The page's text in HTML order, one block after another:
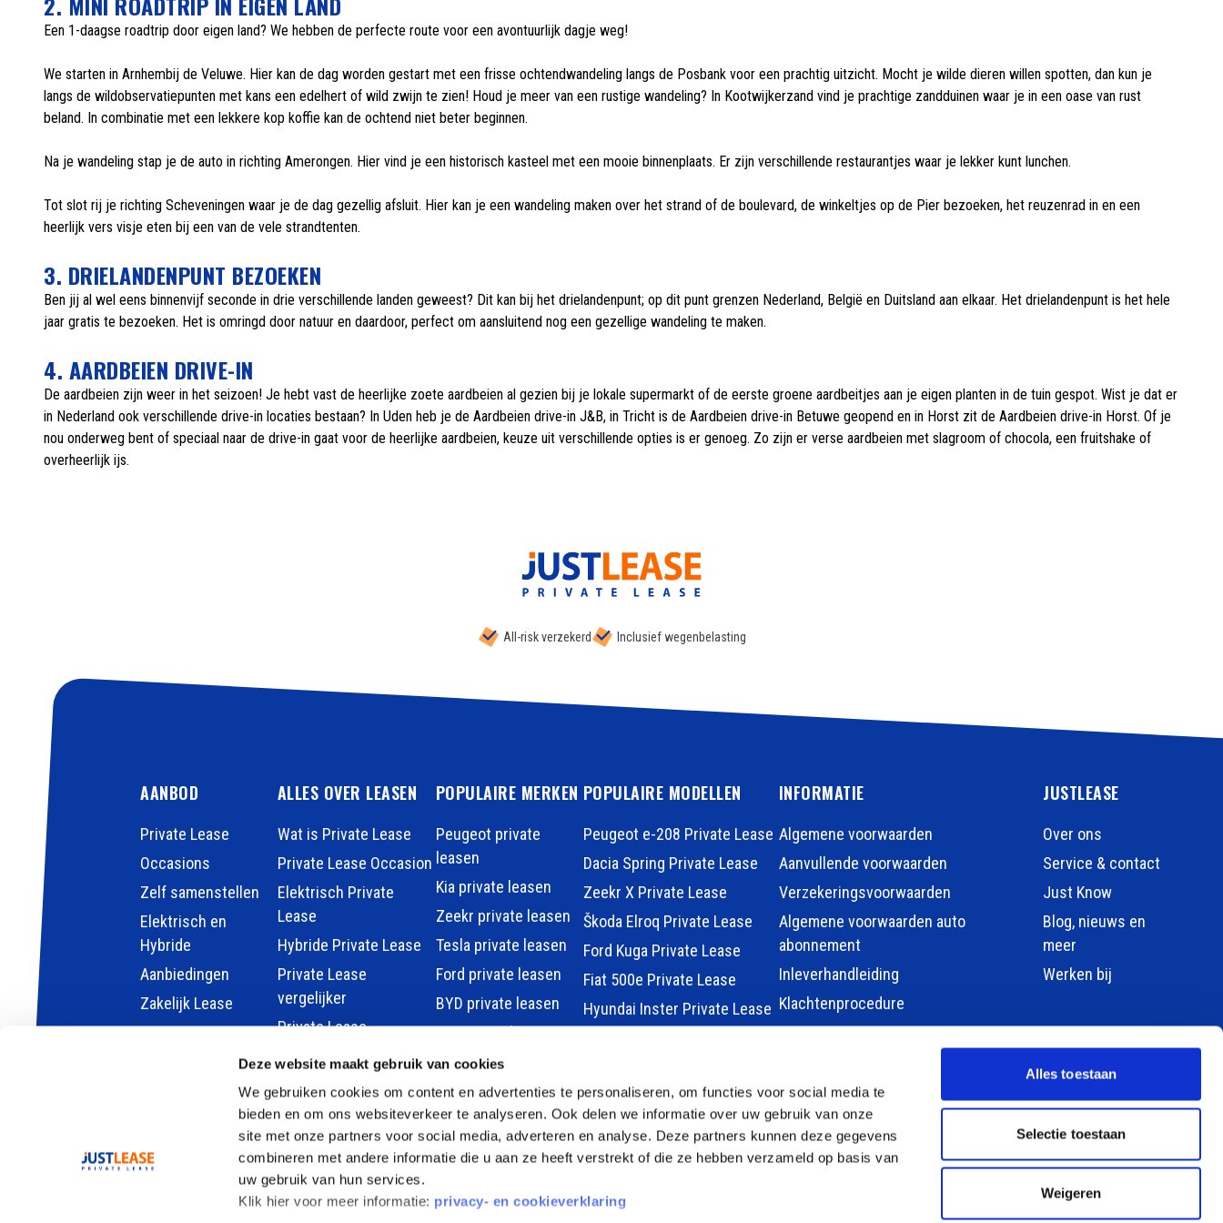
Deze website maakt gebruik van cookies
We gebruiken cookies om content en advertenties te personaliseren, om functies voor social media te
bieden en om ons websiteverkeer te analyseren. Ook delen we informatie over uw gebruik van onze
site met onze partners voor social media, adverteren en analyse. Deze partners kunnen deze gegevens
combineren met andere informatie die u aan ze heeft verstrekt of die ze hebben verzameld op basis van
uw gebruik van hun services.
Klik hier voor meer informatie: privacy- en cookieverklaring
Alles toestaan
Selectie toestaan
Weigeren
Een 1-daagse roadtrip door eigen land? We hebben de perfecte route voor een avontuurlijk dagje weg!
We starten in Arnhembij de Veluwe. Hier kan de dag worden gestart met een frisse ochtendwandeling langs de Posbank voor een prachtig uitzicht. Mocht je wilde dieren willen spotten, dan kun je
langs de wildobservatiepunten met kans een edelhert of wild zwijn te zien! Houd je meer van een rustige wandeling? In Kootwijkerzand vind je prachtige zandduinen waar je in een oase van rust
beland. In combinatie met een lekkere kop koffie kan de ochtend niet beter beginnen.
Na je wandeling stap je de auto in richting Amerongen. Hier vind je een historisch kasteel met een mooie binnenplaats. Er zijn verschillende restaurantjes waar je lekker kunt lunchen.
Tot slot rij je richting Scheveningen waar je de dag gezellig afsluit. Hier kan je een wandeling maken over het strand of de boulevard, de winkeltjes op de Pier bezoeken, het reuzenrad in en een
heerlijk vers visje eten bij een van de vele strandtenten.
3. DRIELANDENPUNT BEZOEKEN
Ben jij al wel eens binnenvijf seconde in drie verschillende landen geweest? Dit kan bij het drielandenpunt; op dit punt grenzen Nederland, België en Duitsland aan elkaar. Het drielandenpunt is het hele
jaar gratis te bezoeken. Het is omringd door natuur en daardoor, perfect om aansluitend nog een gezellige wandeling te maken.
4. AARDBEIEN DRIVE-IN
De aardbeien zijn weer in het seizoen! Je hebt vast de heerlijke zoete aardbeien al gezien bij je lokale supermarkt of de eerste groene aardbeitjes aan je eigen planten in de tuin gespot. Wist je dat er
in Nederland ook verschillende drive-in locaties bestaan? In Uden heb je de Aardbeien drive-in J&B, in Tricht is de Aardbeien drive-in Betuwe geopend en in Horst zit de Aardbeien drive-in Horst. Of je
nou onderweg bent of speciaal naar de drive-in gaat voor de heerlijke aardbeien, keuze uit verschillende opties is er genoeg. Zo zijn er verse aardbeien met slagroom of chocola, een fruitshake of
overheerlijk ijs.
All-risk verzekerd Inclusief wegenbelasting
AANBOD
Private Lease
Occasions
Zelf samenstellen
Elektrisch en
Hybride
Aanbiedingen
Zakelijk Lease
ALLES OVER LEASEN
Wat is Private Lease
Private Lease Occasion
Elektrisch Private
Lease
Hybride Private Lease
Private Lease
vergelijker
Private Lease
Goedkoop auto leasen
POPULAIRE MERKEN
Peugeot private
leasen
Kia private leasen
Zeekr private leasen
Tesla private leasen
Ford private leasen
BYD private leasen
MG private leasen
smart private leasen
Renault private leasen
Hyundai private
leasen
Alle merken
POPULAIRE MODELLEN
Peugeot e-208 Private Lease
Dacia Spring Private Lease
Zeekr X Private Lease
Škoda Elroq Private Lease
Ford Kuga Private Lease
Fiat 500e Private Lease
Hyundai Inster Private Lease
MG MG4 Electric Private
Lease
Tesla Model 3 Private Lease
INFORMATIE
Algemene voorwaarden
Aanvullende voorwaarden
Verzekeringsvoorwaarden
Algemene voorwaarden auto
abonnement
Inleverhandleiding
Klachtenprocedure
JUSTLEASE
Over ons
Service & contact
Just Know
Blog, nieuws en
meer
Werken bij